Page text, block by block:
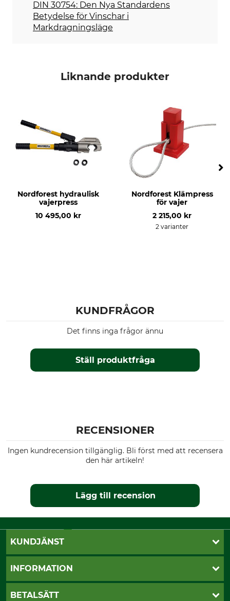
DIN 30754: Den Nya Standardens
Betydelse för Vinschar i
Markdragningsläge
Liknande produkter
Nordforest hydraulisk
vajerpress
10 495,00 kr
Nordforest Klämpress
för vajer
2 215,00 kr
2 varianter
KUNDFRÅGOR
Ställ produktfråga
Det finns inga frågor ännu
RECENSIONER
Ingen kundrecension tillgänglig. Bli först med att recensera
den här artikeln!
Lägg till recension
KUNDJÄNST
Öppettider
Vanliga frågor
INFORMATION
Butik Vansbro
BETALSÄTT